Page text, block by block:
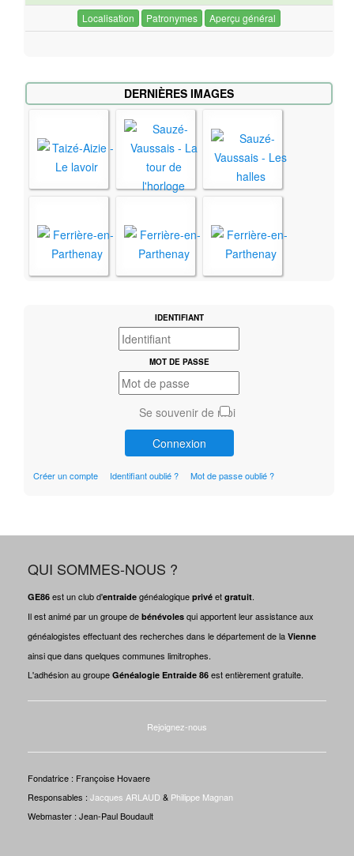
Localisation Patronymes Aperçu général
DERNIÈRES IMAGES
IDENTIFIANT
MOT DE PASSE
Se souvenir de moi
Connexion
Créer un compte Identifiant oublié ? Mot de passe oublié ?
QUI SOMMES-NOUS ?
GE86 est un club d'entraide généalogique privé et gratuit.
Il est animé par un groupe de bénévoles qui apportent leur assistance aux
généalogistes effectuant des recherches dans le département de la Vienne
ainsi que dans quelques communes limitrophes.
L'adhésion au groupe Généalogie Entraide 86 est entièrement gratuite.
Rejoignez-nous
Fondatrice : Françoise Hovaere
Responsables : Jacques ARLAUD & Philippe Magnan
Webmaster : Jean-Paul Boudault